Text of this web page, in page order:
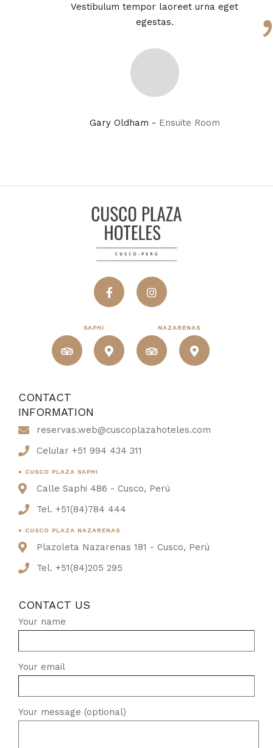
Vestibulum tempor laoreet urna eget
egestas.
Gary Oldham - Ensuite Room
SAPHI NAZARENAS
CONTACT
INFORMATION
reservas.web@cuscoplazahoteles.com
Celular +51 994 434 311
● CUSCO PLAZA SAPHI
Calle Saphi 486 - Cusco, Perú
Tel. +51(84)784 444
● CUSCO PLAZA NAZARENAS
Plazoleta Nazarenas 181 - Cusco, Perú
Tel. +51(84)205 295
CONTACT US
Your name
Your email
Your message (optional)